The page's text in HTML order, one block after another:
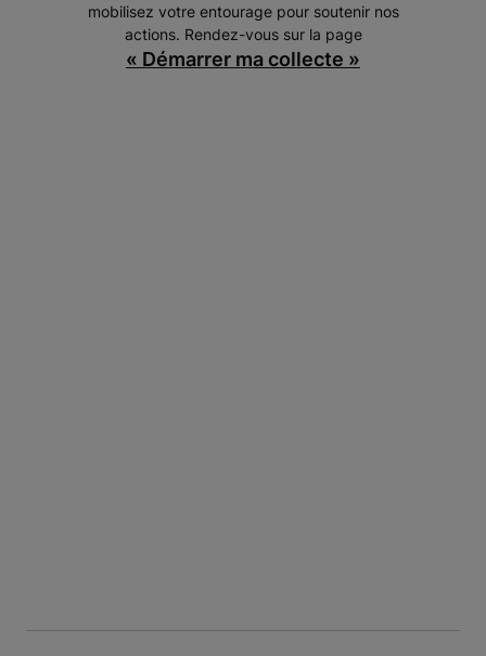
mobilisez votre entourage pour soutenir nos
actions. Rendez-vous sur la page
« Démarrer ma collecte »